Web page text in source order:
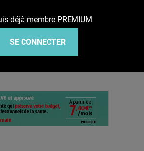
déjà membre PREMIUM
SE CONNECTER